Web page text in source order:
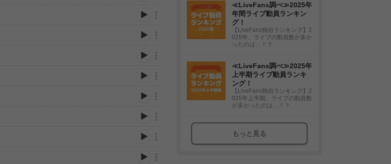
≪LiveFans調べ≫2025年
年間ライブ動員ランキン
グ！
【LiveFans独自ランキング】2
025年、ライブの動員数が多か
ったのは…！？
≪LiveFans調べ≫2025年
上半期ライブ動員ランキ
ング！
【LiveFans独自ランキング】2
025年上半期、ライブの動員数
が多かったのは…！？
もっと見る